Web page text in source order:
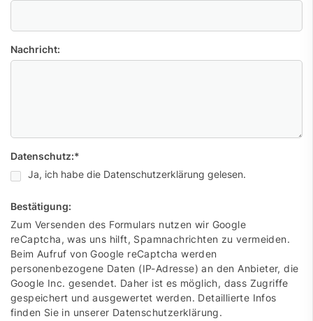
Nachricht:
Datenschutz:*
Ja, ich habe die Datenschutzerklärung gelesen.
Bestätigung:
Zum Versenden des Formulars nutzen wir Google
reCaptcha, was uns hilft, Spamnachrichten zu vermeiden.
Beim Aufruf von Google reCaptcha werden
personenbezogene Daten (IP-Adresse) an den Anbieter, die
Google Inc. gesendet. Daher ist es möglich, dass Zugriffe
gespeichert und ausgewertet werden. Detaillierte Infos
finden Sie in unserer Datenschutzerklärung.